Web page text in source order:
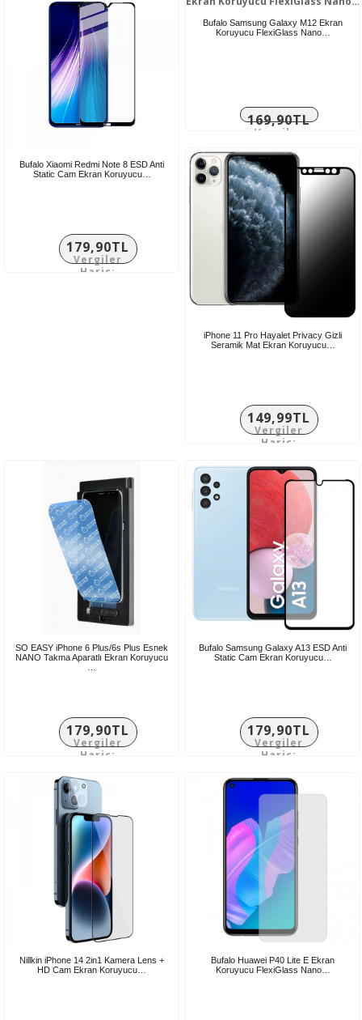
Bufalo Xiaomi Redmi Note 8 ESD Anti
Static Cam Ekran Koruyucu…
179,90TL
Vergiler
Hariç:
Bufalo Samsung Galaxy M12 Ekran
Koruyucu FlexiGlass Nano…
169,90TL
Vergiler
141,58TL
iPhone 11 Pro Hayalet Privacy Gizli
Seramik Mat Ekran Koruyucu…
149,99TL
Vergiler
Hariç:
SO EASY iPhone 6 Plus/6s Plus Esnek
NANO Takma Aparatlı Ekran Koruyucu
179,90TL
Vergiler
Hariç:
Bufalo Samsung Galaxy A13 ESD Anti
Static Cam Ekran Koruyucu…
179,90TL
Vergiler
Hariç:
Nillkin iPhone 14 2in1 Kamera Lens +
HD Cam Ekran Koruyucu…
Bufalo Huawei P40 Lite E Ekran
Koruyucu FlexiGlass Nano…